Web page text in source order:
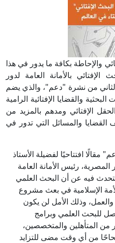
والإحاطة بكافة ما يدور في هذا
بالأمانة العامة لدور
الثاني من نشرة "دعم"، والذي يضم
والقضايا الإفتائية الرامية
الإفتائي ومدهم بالمزيد من
القضايا والمسائل التي تدور في
افتتاحيًا لفضيلة الأستاذ
رئيس الأمانة العامة
يتحدث فيه عن أن البحث العلمي
الإسلامية في بعث مشروع
وذلك الأمل لن يكون
للبحث العلمي وبرامج
من المتأهلين والمتخصصين،
من أي وقت مضى للتزايد